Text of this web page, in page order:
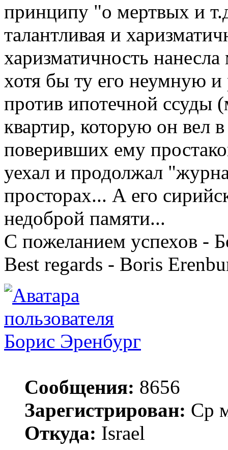
принципу "о мертвых и
талантливая и
харизматичность
хотя бы ту его неумную
против ипотечной ссуды
квартир, которую он вел
поверивших ему
уехал и продолжал
просторах... А его
недоброй памяти...
С пожеланием успехов -
Best regards - Boris
Борис Эренбург
Сообщения: 8656
Зарегистрирован: Ср
Откуда: Israel